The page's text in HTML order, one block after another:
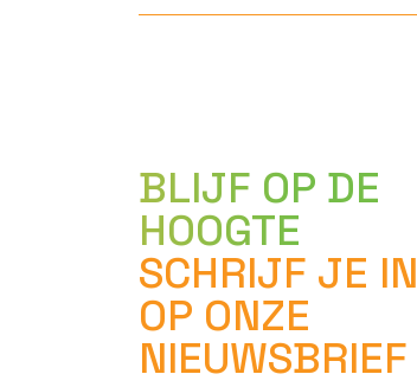
BLIJF OP DE
HOOGTE
SCHRIJF JE IN
OP ONZE
NIEUWSBRIEF